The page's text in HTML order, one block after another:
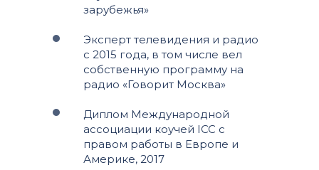
зарубежья»
Эксперт телевидения и радио
с 2015 года, в том числе вел
собственную программу на
радио «Говорит Москва»
Диплом Международной
ассоциации коучей ICC с
правом работы в Европе и
Америке, 2017